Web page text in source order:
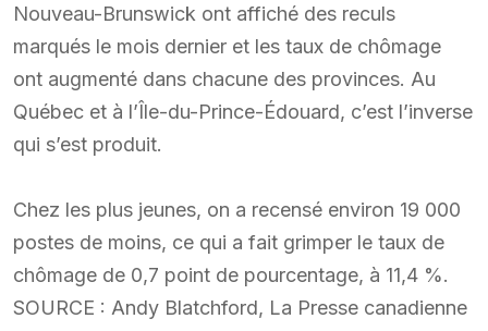
Nouveau-Brunswick ont affiché des reculs
marqués le mois dernier et les taux de chômage
ont augmenté dans chacune des provinces. Au
Québec et à l’Île-du-Prince-Édouard, c’est l’inverse
qui s’est produit.
Chez les plus jeunes, on a recensé environ 19 000
postes de moins, ce qui a fait grimper le taux de
chômage de 0,7 point de pourcentage, à 11,4 %.
SOURCE : Andy Blatchford, La Presse canadienne